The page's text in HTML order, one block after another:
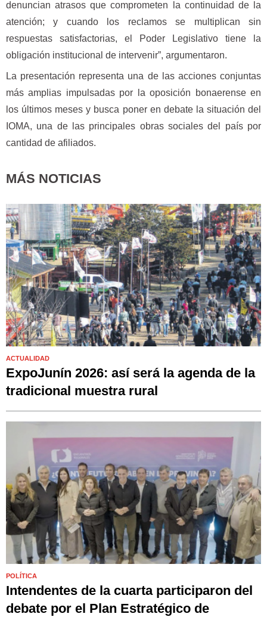
denuncian atrasos que comprometen la continuidad de la
atención; y cuando los reclamos se multiplican sin
respuestas satisfactorias, el Poder Legislativo tiene la
obligación institucional de intervenir”, argumentaron.
La presentación representa una de las acciones conjuntas
más amplias impulsadas por la oposición bonaerense en
los últimos meses y busca poner en debate la situación del
IOMA, una de las principales obras sociales del país por
cantidad de afiliados.
MÁS NOTICIAS
ACTUALIDAD
ExpoJunín 2026: así será la agenda de la
tradicional muestra rural
POLÍTICA
Intendentes de la cuarta participaron del
debate por el Plan Estratégico de